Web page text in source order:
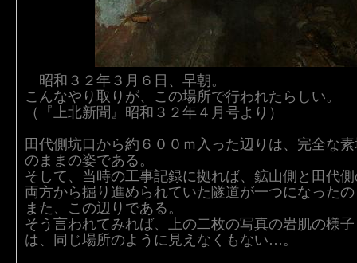
昭和３２年３月６日、早朝。
こんなやり取りが、この場所で行われたらしい。
（『上北新聞』昭和３２年４月号より）
田代側坑口から約６００ｍ入った辺りは、完全な
のままの姿である。
そして、当時の工事記録に拠れば、鉱山側と田代
両方から掘り進められていた隧道が一つになった
また、この辺りである。
そう言われてみれば、上の二枚の写真の岩肌の様子
は、同じ場所のように見えなくもない…。